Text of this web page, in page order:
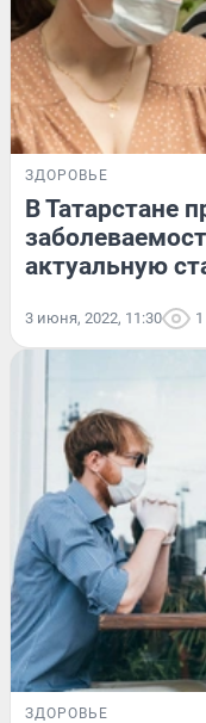
ЗДОРОВЬЕ
В Татарстане
актуальную
3 июня, 2022, 11:30
ЗДОРОВЬЕ